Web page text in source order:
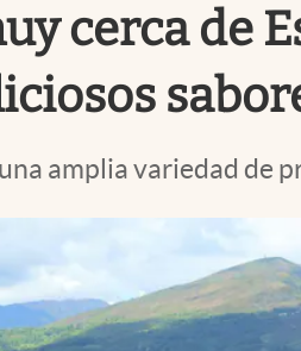
cerca de
amplia variedad de